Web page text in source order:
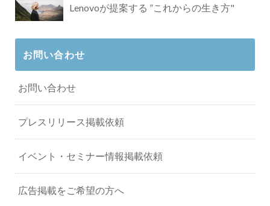
Lenovoが提案する ”これからの生き方"
お問い合わせ
お問い合わせ
プレスリリース掲載依頼
イベント・セミナー情報掲載依頼
広告掲載をご希望の方へ